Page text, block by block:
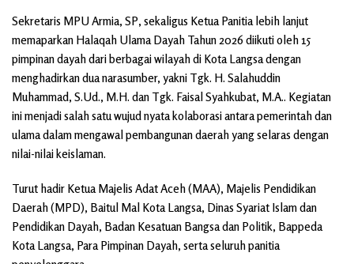
Sekretaris MPU Armia, SP, sekaligus Ketua Panitia lebih lanjut
memaparkan Halaqah Ulama Dayah Tahun 2026 diikuti oleh 15
pimpinan dayah dari berbagai wilayah di Kota Langsa dengan
menghadirkan dua narasumber, yakni Tgk. H. Salahuddin
Muhammad, S.Ud., M.H. dan Tgk. Faisal Syahkubat, M.A.. Kegiatan
ini menjadi salah satu wujud nyata kolaborasi antara pemerintah dan
ulama dalam mengawal pembangunan daerah yang selaras dengan
nilai-nilai keislaman.
Turut hadir Ketua Majelis Adat Aceh (MAA), Majelis Pendidikan
Daerah (MPD), Baitul Mal Kota Langsa, Dinas Syariat Islam dan
Pendidikan Dayah, Badan Kesatuan Bangsa dan Politik, Bappeda
Kota Langsa, Para Pimpinan Dayah, serta seluruh panitia